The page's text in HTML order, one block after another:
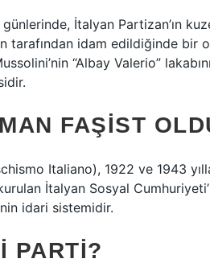
günlerinde, İtalyan Partizan’ın
tarafından idam edildiğinde bir
“Albay Valerio”
FAŞIST
Italiano), 1922 ve 1943
İtalyan Sosyal
idari sistemidir.
PARTI?